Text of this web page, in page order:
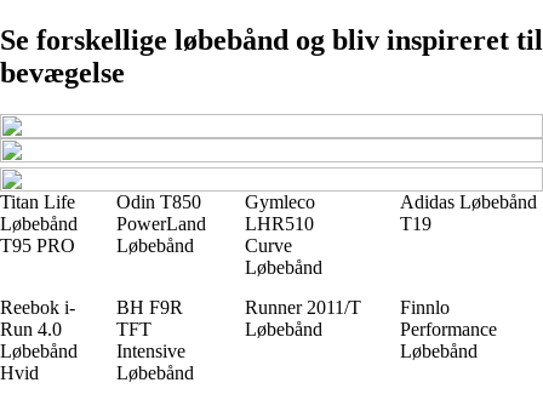
Se forskellige løbebånd og bliv inspireret til
bevægelse
Titan Life
Løbebånd
T95 PRO
Odin T850
PowerLand
Løbebånd
Gymleco
LHR510
Curve
Løbebånd
Adidas Løbebånd
T19
Reebok i-
Run 4.0
Løbebånd
Hvid
BH F9R
TFT
Intensive
Løbebånd
Runner 2011/T
Løbebånd
Finnlo
Performance
Løbebånd